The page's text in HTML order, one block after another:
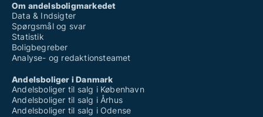
Om andelsboligmarkedet
Data & Indsigter
Spørgsmål og svar
Statistik
Boligbegreber
Analyse- og redaktionsteamet
Andelsboliger i Danmark
Andelsboliger til salg i København
Andelsboliger til salg i Århus
Andelsboliger til salg i Odense